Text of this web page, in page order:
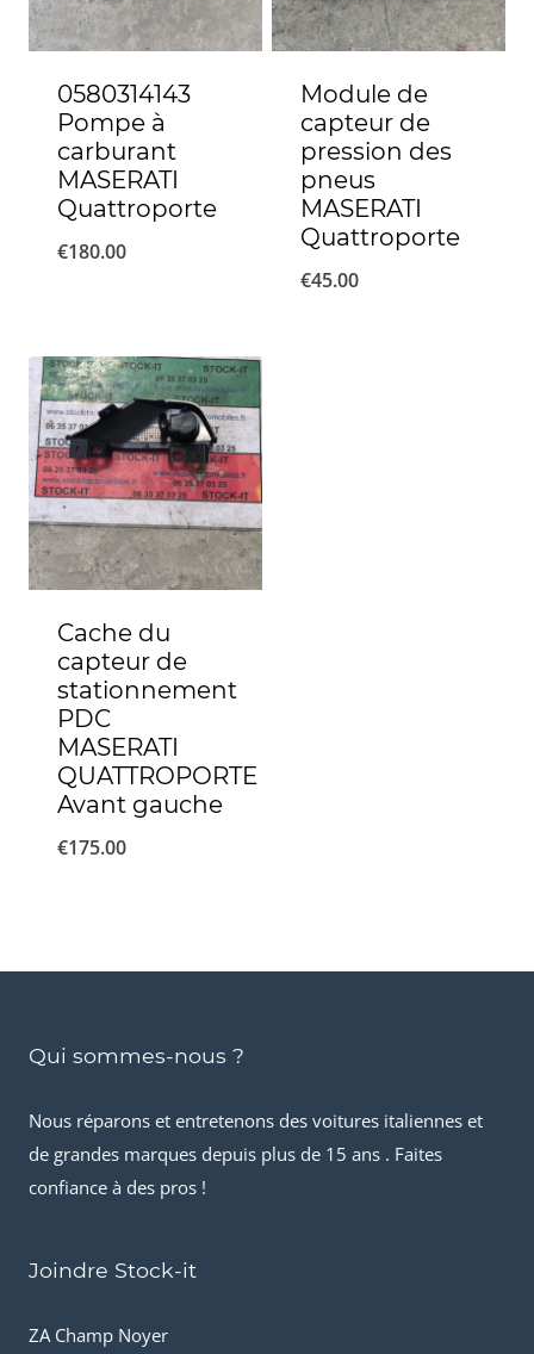
0580314143
Pompe à
carburant
MASERATI
Quattroporte
€180.00
Module de
capteur de
pression des
pneus
MASERATI
Quattroporte
€45.00
Cache du
capteur de
stationnement
PDC
MASERATI
QUATTROPORTE
Avant gauche
€175.00
Qui sommes-nous ?
Nous réparons et entretenons des voitures italiennes et
de grandes marques depuis plus de 15 ans . Faites
confiance à des pros !
Joindre Stock-it
ZA Champ Noyer